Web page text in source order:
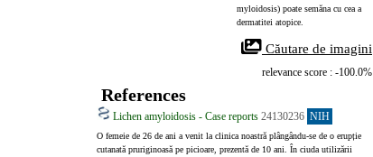
myloidosis) poate semăna cu cea a
dermatitei atopice.
Căutare de imagini
relevance score : -100.0%
References
Lichen amyloidosis - Case reports 24130236 NIH
O femeie de 26 de ani a venit la clinica noastră plângându‑se de o erupție
cutanată pruriginoasă pe picioare, prezentă de 10 ani. În ciuda utilizării